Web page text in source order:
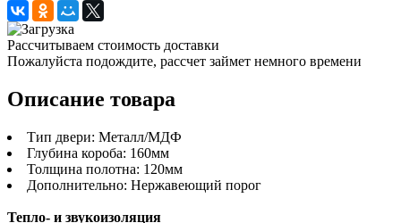
Рассчитываем стоимость доставки
Пожалуйста подождите, рассчет займет немного времени
Описание товара
Тип двери: Металл/МДФ
Глубина короба: 160мм
Толщина полотна: 120мм
Дополнительно: Нержавеющий порог
Тепло- и звукоизоляция